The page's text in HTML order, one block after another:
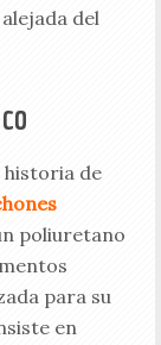
del
historia de
poliuretano
para su
en